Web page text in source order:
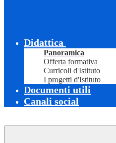
Didattica
Panoramica
Offerta formativa
Curricoli d'Istituto
I progetti d'Istituto
Documenti utili
Canali social